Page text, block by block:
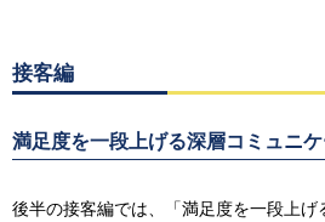
接客編
満足度を一段上げる深層コミュニ
後半の接客編では、「満足度を一段上げ